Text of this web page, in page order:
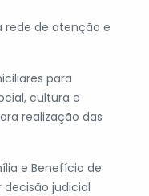
de atenção e
para
cultura e
realização das
e Benefício de
judicial